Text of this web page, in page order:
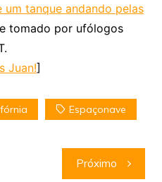
um tanque andando pelas
tomado por ufólogos
Juan!]
Espaçonave
Próximo